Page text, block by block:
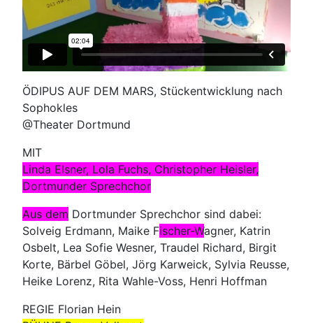
ÖDIPUS AUF DEM MARS, Stückentwicklung nach
Sophokles
@Theater Dortmund
MIT
Linda Elsner, Lola Fuchs, Christopher Heisler,
Dortmunder Sprechchor
Aus dem Dortmunder Sprechchor sind dabei:
Solveig Erdmann, Maike Fischer-Wagner, Katrin
Osbelt, Lea Sofie Wesner, Traudel Richard, Birgit
Korte, Bärbel Göbel, Jörg Karweick, Sylvia Reusse,
Heike Lorenz, Rita Wahle-Voss, Henri Hoffman
REGIE Florian Hein